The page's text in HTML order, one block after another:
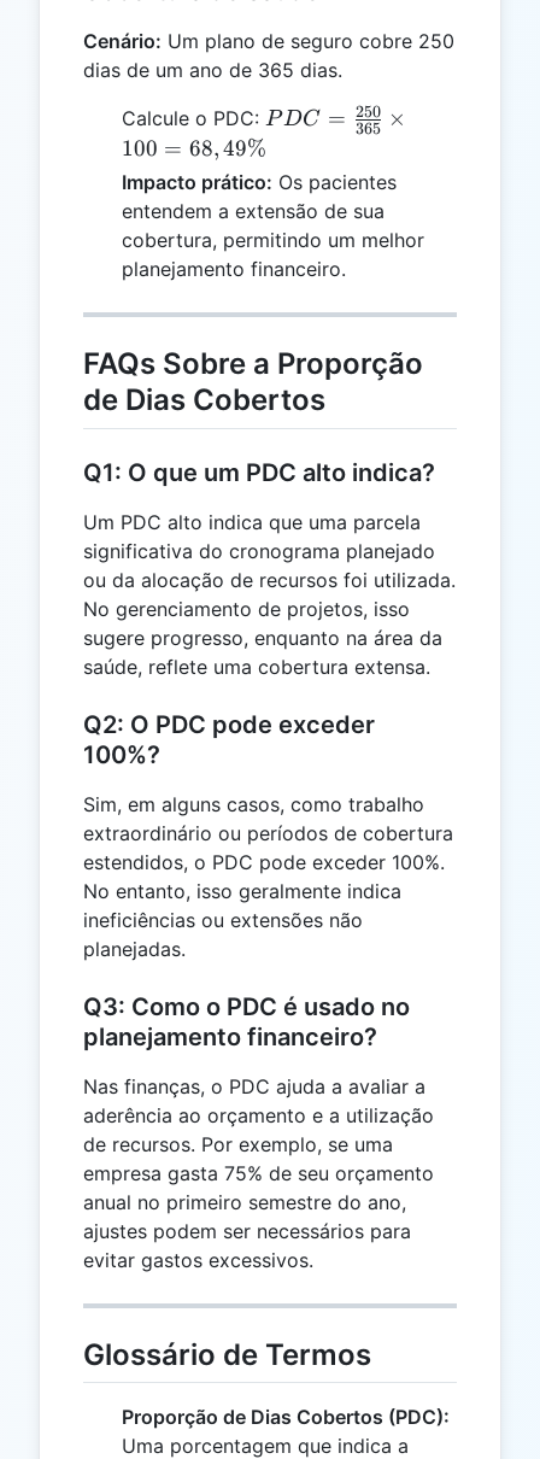
Cenário: Um plano de seguro cobre 250
dias de um ano de 365 dias.
Calcule o PDC: PDC =
{365}
\times 100
= 68,49\%
PDC = 365
250 ×
100 = 68,49%
Impacto prático: Os pacientes
entendem a extensão de sua
cobertura, permitindo um melhor
planejamento financeiro.
FAQs Sobre a Proporção
de Dias Cobertos
Q1: O que um PDC alto indica?
Um PDC alto indica que uma parcela
significativa do cronograma planejado
ou da alocação de recursos foi utilizada.
No gerenciamento de projetos, isso
sugere progresso, enquanto na área da
saúde, reflete uma cobertura extensa.
Q2: O PDC pode exceder
100%?
Sim, em alguns casos, como trabalho
extraordinário ou períodos de cobertura
estendidos, o PDC pode exceder 100%.
No entanto, isso geralmente indica
ineficiências ou extensões não
planejadas.
Q3: Como o PDC é usado no
planejamento financeiro?
Nas finanças, o PDC ajuda a avaliar a
aderência ao orçamento e a utilização
de recursos. Por exemplo, se uma
empresa gasta 75% de seu orçamento
anual no primeiro semestre do ano,
ajustes podem ser necessários para
evitar gastos excessivos.
Glossário de Termos
Proporção de Dias Cobertos (PDC):
Uma porcentagem que indica a